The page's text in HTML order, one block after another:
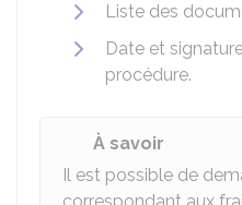
Liste des
Date et
procédure.
À savoir
Il est possible de